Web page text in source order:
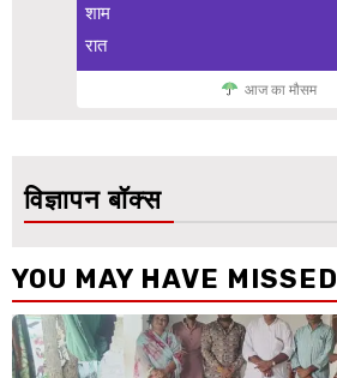
शाम
रात
आज का मौसम
विज्ञापन बॉक्स
YOU MAY HAVE MISSED